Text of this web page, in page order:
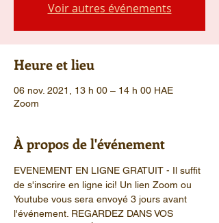
Voir autres événements
Heure et lieu
06 nov. 2021, 13 h 00 – 14 h 00 HAE
Zoom
À propos de l'événement
EVENEMENT EN LIGNE GRATUIT - Il suffit
de s'inscrire en ligne ici! Un lien Zoom ou
Youtube vous sera envoyé 3 jours avant
l'événement. REGARDEZ DANS VOS